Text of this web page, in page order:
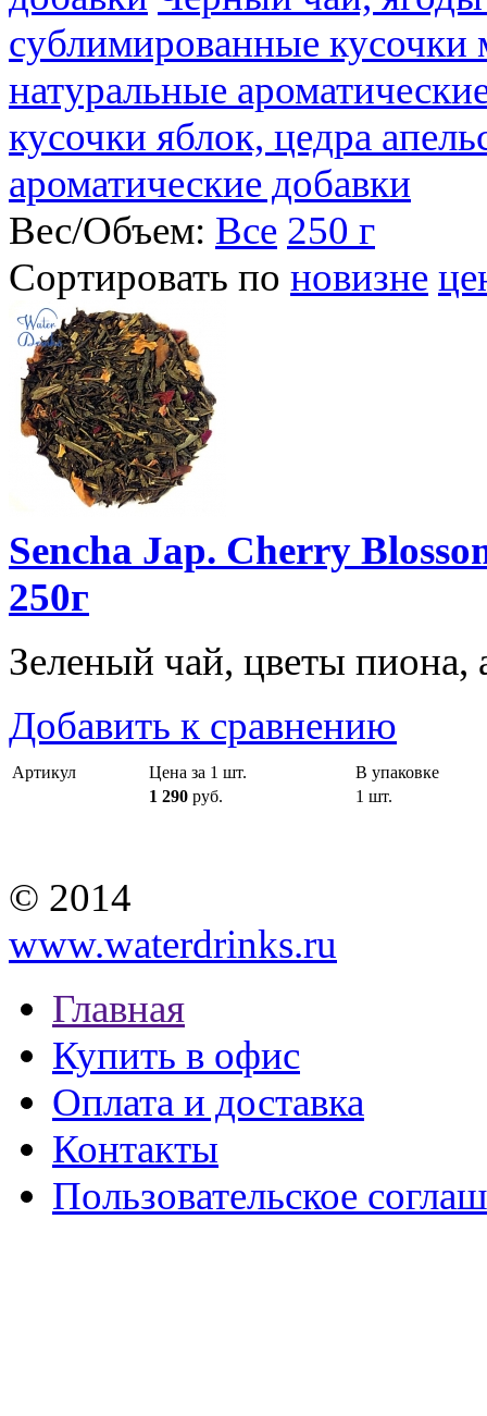
сублимированные
натуральные
кусочки яблок, цедра
ароматические добавки
Вес/Объем: Все 250 г
Сортировать по новизне
Sencha Jap. Cherry
250г
Зеленый чай, цветы пиона,
Добавить к сравнению
Артикул Цена за 1 шт.
В упаковке
1 290 руб. 1 шт.
© 2014
www.waterdrinks.ru
Главная
Купить в офис
Оплата и доставка
Контакты
Пользовательское